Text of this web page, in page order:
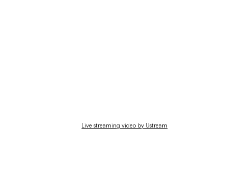
Live streaming video by Ustream